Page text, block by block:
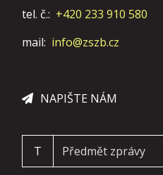
tel. č.: +420 233 910 580
mail: info@zszb.cz
NAPIŠTE NÁM
T